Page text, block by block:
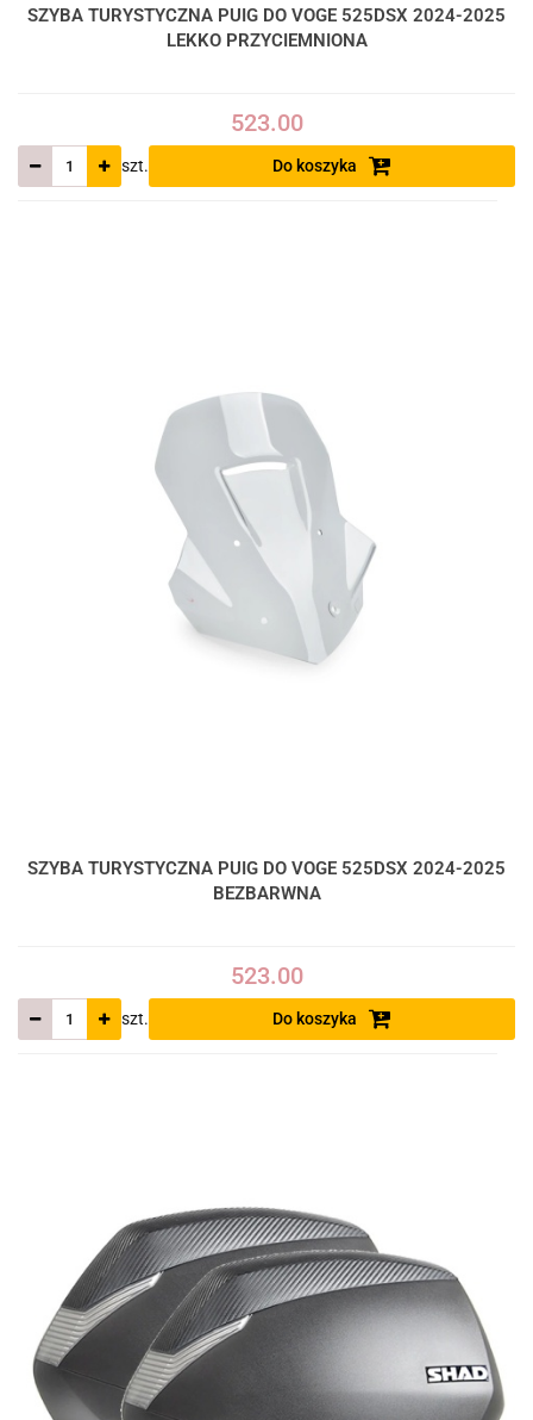
SZYBA TURYSTYCZNA PUIG DO VOGE 525DSX 2024-2025
LEKKO PRZYCIEMNIONA
523.00
szt. Do koszyka
SZYBA TURYSTYCZNA PUIG DO VOGE 525DSX 2024-2025
BEZBARWNA
523.00
szt. Do koszyka